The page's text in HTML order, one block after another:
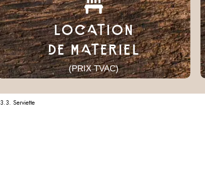
LOCATION
DE MATERIEL
(PRIX TVAC)
3.3. Serviette